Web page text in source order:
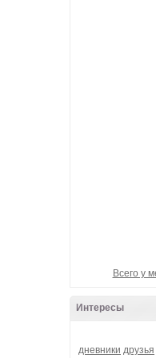
Всего у
Интересы
дневники друзья